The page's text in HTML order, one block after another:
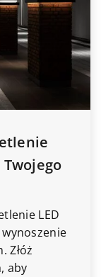
LED
wynoszenie
Złóż
aby